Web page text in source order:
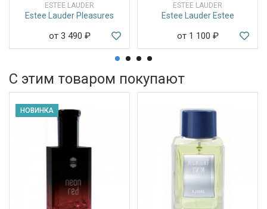
ESTEE LAUDER
Estee Lauder Pleasures
от 3 490 ₽
ESTEE LAUDER
Estee Lauder Estee
от 1 100 ₽
С этим товаром покупают
НОВИНКА